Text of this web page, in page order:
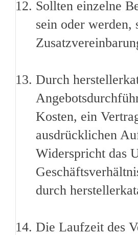
Sollten einzelne
sein oder werden,
Durch
Kosten, ein
ausdrücklichen
Widerspricht das
durch
Die Laufzeit des